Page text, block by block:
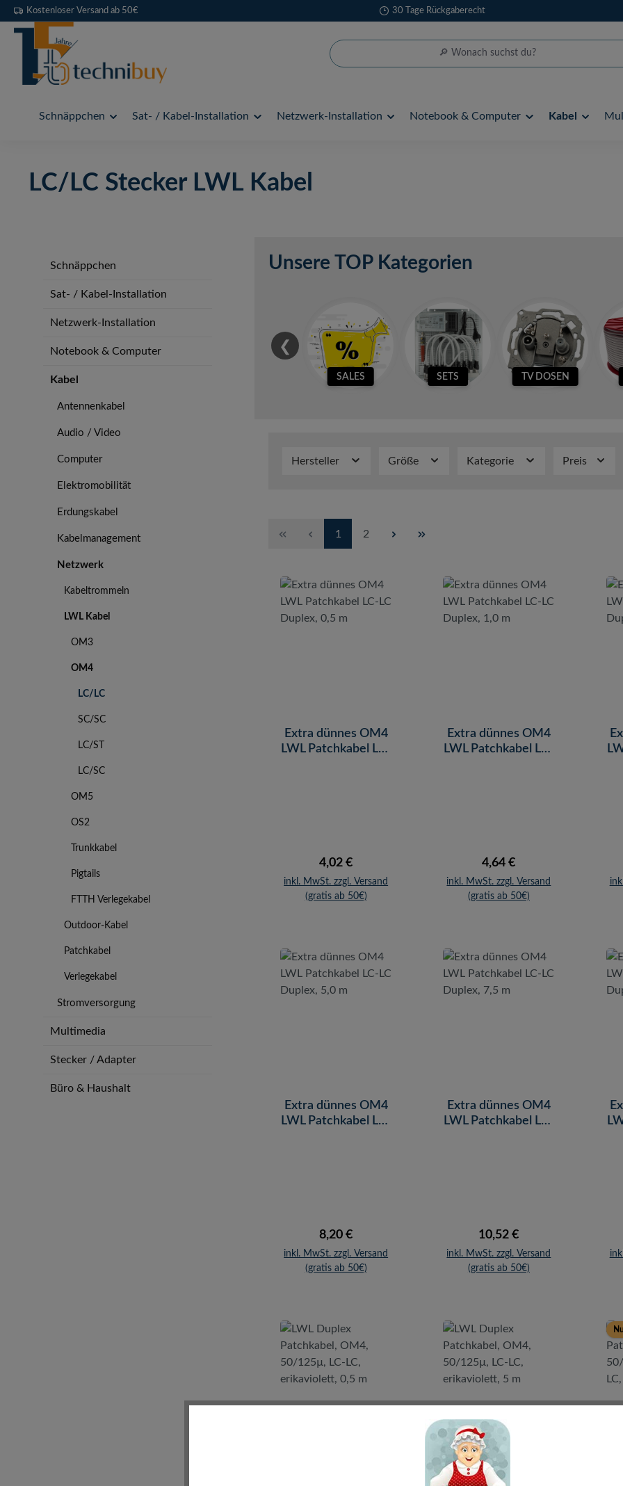
Hauptinhalt springen
Zur Suche springen
Zur Hauptnavigation springen
Kostenloser Versand ab 50€ 30 Tage Rückgaberecht
Schnäppchen Sat- / Kabel-Installation Netzwerk-Installation Notebook & Computer Kabel
LC/LC Stecker LWL Kabel
Schnäppchen
Sat- / Kabel-Installation
Netzwerk-Installation
Notebook & Computer
Kabel
Antennenkabel
Audio / Video
Computer
Elektromobilität
Erdungskabel
Kabelmanagement
Netzwerk
Kabeltrommeln
LWL Kabel
OM3
OM4
LC/LC
SC/SC
LC/ST
LC/SC
OM5
OS2
Trunkkabel
Pigtails
FTTH Verlegekabel
Outdoor-Kabel
Patchkabel
Verlegekabel
Stromversorgung
Multimedia
Stecker / Adapter
Büro & Haushalt
Unsere TOP Kategorien
❮
SALES SETS TV DOSEN
Hersteller Größe Kategorie Preis
Seite
1 Seite
2
Extra dünnes OM4
LWL Patchkabel LC-
Regulärer Preis:
4,02 €
inkl. MwSt. zzgl. Versand
(gratis ab 50€)
Extra dünnes OM4
LWL Patchkabel LC-
Regulärer Preis:
4,64 €
inkl. MwSt. zzgl. Versand
(gratis ab 50€)
Extra dünnes OM4
LWL Patchkabel LC-
Regulärer Preis:
8,20 €
inkl. MwSt. zzgl. Versand
(gratis ab 50€)
Extra dünnes OM4
LWL Patchkabel LC-
Regulärer Preis:
10,52 €
inkl. MwSt. zzgl. Versand
(gratis ab 50€)
LWL Duplex